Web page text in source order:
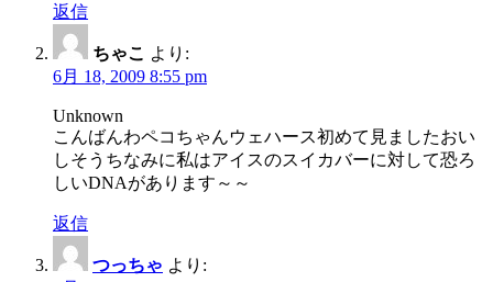
返信
ちゃこ より:
6月 18, 2009 8:55 pm
Unknown
こんばんわペコちゃんウェハース初めて見ましたおい
しそうちなみに私はアイスのスイカバーに対して恐ろ
しいDNAがあります～～
返信
つっちゃ より: